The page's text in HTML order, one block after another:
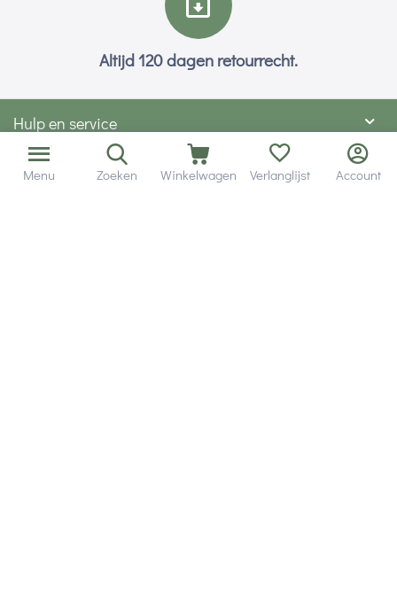
Altijd 120 dagen retourrecht.
Hulp en service
Contact gegevens
Menu Zoeken Winkelwagen Verlanglijst Account